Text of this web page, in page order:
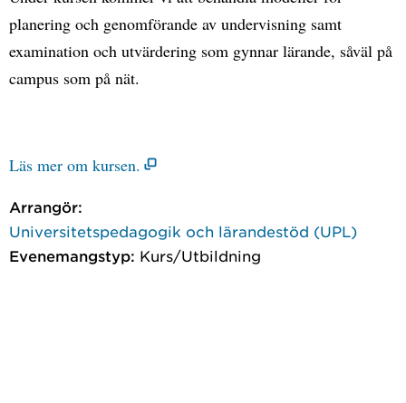
planering och genomförande av undervisning samt
examination och utvärdering som gynnar lärande, såväl på
campus som på nät.
Läs mer om kursen.
Arrangör:
Universitetspedagogik och lärandestöd (UPL)
Evenemangstyp: Kurs/Utbildning